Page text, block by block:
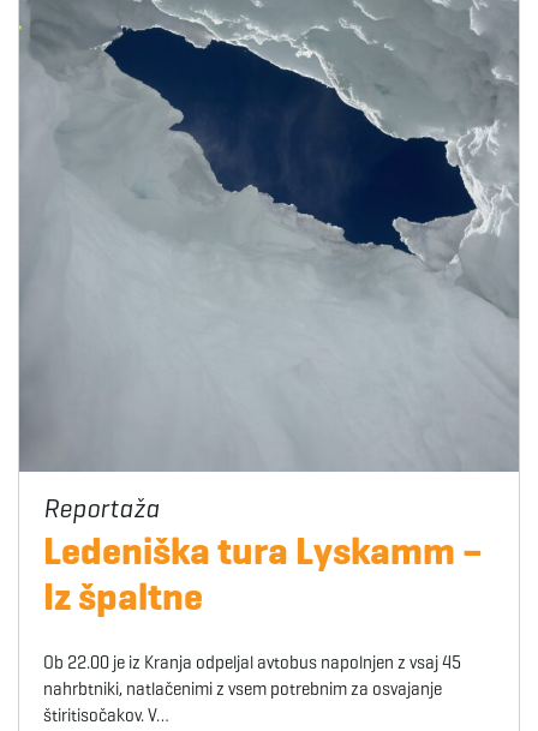
Ledeniška tura Lyskamm –
Iz špaltne
Ob 22.00 je iz Kranja odpeljal avtobus napolnjen z vsaj 45
nahrbtniki, natlačenimi z vsem potrebnim za osvajanje
štiritisočakov. V…